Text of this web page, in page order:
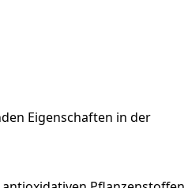
Eigenschaften in der